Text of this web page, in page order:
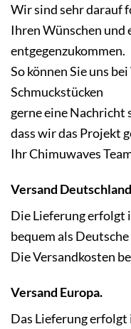
Wir sind sehr darauf
Ihren Wünschen und
entgegenzukommen.
So können Sie uns
Schmuckstücken
gerne eine Nachricht
dass wir das Projekt
Ihr Chimuwaves
Versand
Die Lieferung erfolgt
bequem als
Die Versandkosten
Versand Europa.
Das Lieferung erfolgt